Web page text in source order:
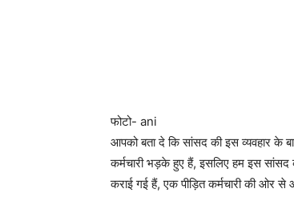
फोटो- ani
आपको बता दे कि सांसद की इस व्यवहार के
कर्मचारी भड़के हुए हैं, इसलिए हम इस
कराई गई हैं, एक पीड़ित कर्मचारी की ओर